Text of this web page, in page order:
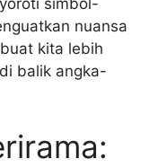
nuansa
kita lebih
balik angka-